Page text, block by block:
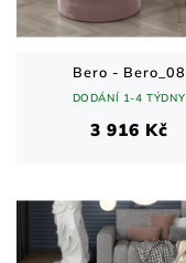
Bero - Bero_08
DODÁNÍ 1-4 TÝDNY
3 916 Kč